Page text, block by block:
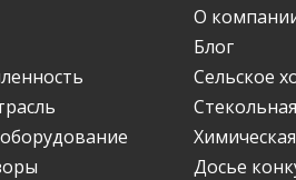
О
Блог
Сельское
Досье